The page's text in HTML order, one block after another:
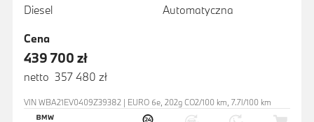
Diesel
Automatyczna
Cena
439 700 zł
netto 357 480 zł
VIN WBA21EV0409Z39382 | EURO 6e, 202g CO2/100 km, 7.7l/100 km